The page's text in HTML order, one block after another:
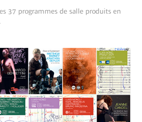
37 programmes de salle produits en